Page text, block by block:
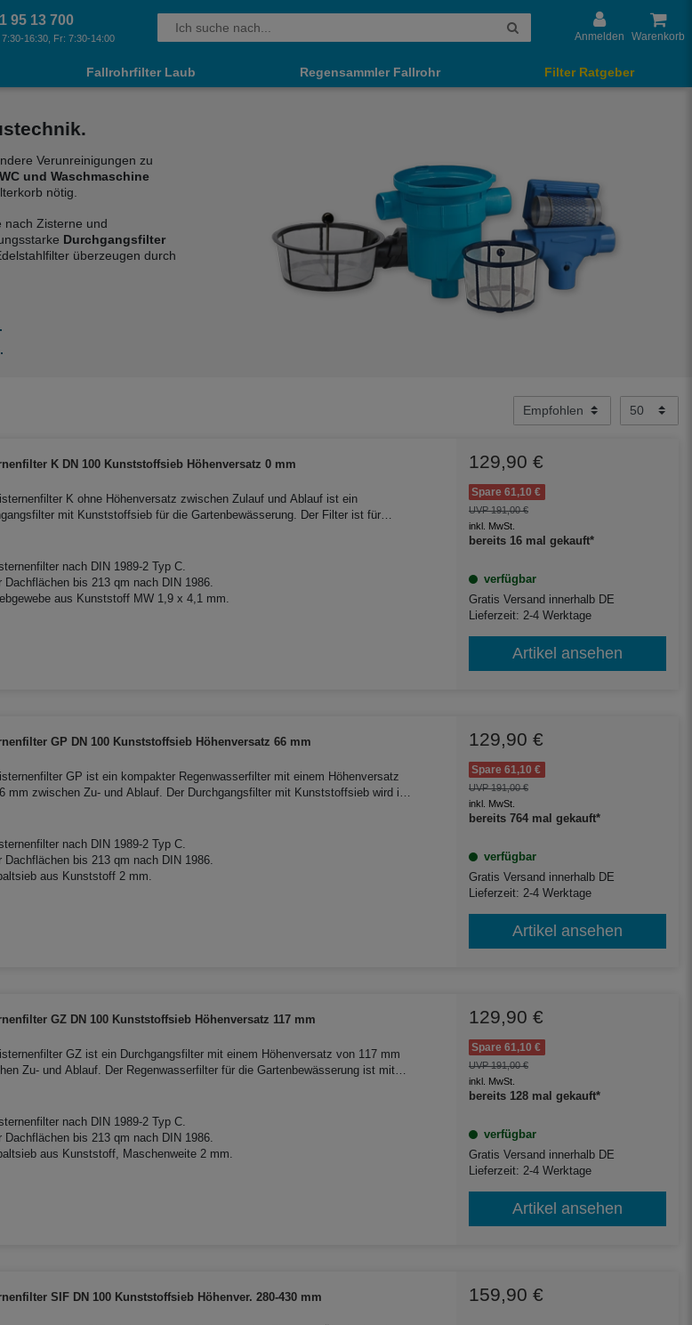
95 13 700
16:30, Fr: 7:30-14:00 Anmelden Warenkorb
Fallrohrfilter Laub Regensammler Fallrohr Filter Ratgeber
Verunreinigungen zu
WC und Waschmaschine
nötig.
nach Zisterne und
Durchgangsfilter
überzeugen durch
K DN 100 Kunststoffsieb Höhenversatz 0 mm
K ohne Höhenversatz zwischen Zulauf und Ablauf ist ein
mit Kunststoffsieb für die Gartenbewässerung. Der Filter ist für
nach DIN 1989-2 Typ C.
Dachflächen bis 213 qm nach DIN 1986.
aus Kunststoff MW 1,9 x 4,1 mm.
129,90 €
Spare 61,10 €
UVP 191,00 €
inkl. MwSt.
bereits 16 mal gekauft*
verfügbar
Gratis Versand innerhalb DE
Lieferzeit: 2-4 Werktage
Artikel ansehen
GP DN 100 Kunststoffsieb Höhenversatz 66 mm
GP ist ein kompakter Regenwasserfilter mit einem Höhenversatz
mm zwischen Zu- und Ablauf. Der Durchgangsfilter mit Kunststoffsieb wird in
nach DIN 1989-2 Typ C.
Dachflächen bis 213 qm nach DIN 1986.
aus Kunststoff 2 mm.
129,90 €
Spare 61,10 €
UVP 191,00 €
inkl. MwSt.
bereits 764 mal gekauft*
verfügbar
Gratis Versand innerhalb DE
Lieferzeit: 2-4 Werktage
Artikel ansehen
GZ DN 100 Kunststoffsieb Höhenversatz 117 mm
GZ ist ein Durchgangsfilter mit einem Höhenversatz von 117 mm
Zu- und Ablauf. Der Regenwasserfilter für die Gartenbewässerung ist mit
nach DIN 1989-2 Typ C.
Dachflächen bis 213 qm nach DIN 1986.
aus Kunststoff, Maschenweite 2 mm.
129,90 €
Spare 61,10 €
UVP 191,00 €
inkl. MwSt.
bereits 128 mal gekauft*
verfügbar
Gratis Versand innerhalb DE
Lieferzeit: 2-4 Werktage
Artikel ansehen
SIF DN 100 Kunststoffsieb Höhenver. 280-430 mm 159,90 €